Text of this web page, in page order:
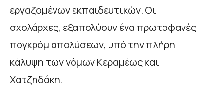
εργαζομένων εκπαιδευτικών. Οι
σχολάρχες, εξαπολύουν ένα πρωτοφανές
πογκρόμ απολύσεων, υπό την πλήρη
κάλυψη των νόμων Κεραμέως και
Χατζηδάκη.